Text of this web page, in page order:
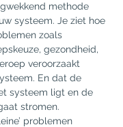
methode
systeem. Je ziet hoe
zoals
gezondheid,
veroorzaakt
En dat de
systeem ligt en de
stromen.
problemen